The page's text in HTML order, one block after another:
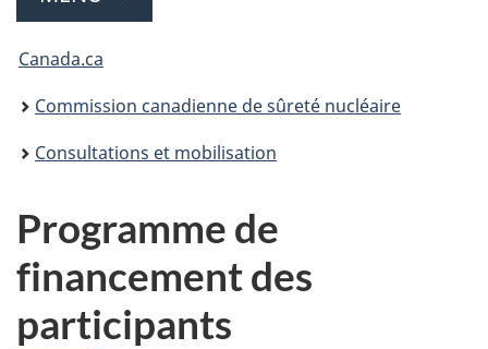
Vous
êtes
ici
Canada.ca
Commission canadienne de sûreté nucléaire
Consultations et mobilisation
Programme de
financement des
participants